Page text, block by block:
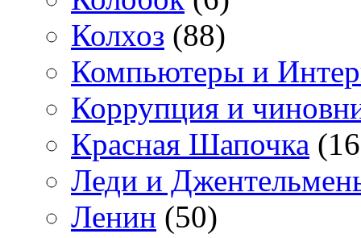
Колхоз (88)
Компьютеры и
Коррупция и
Красная Шапочка
Леди и
Ленин (50)